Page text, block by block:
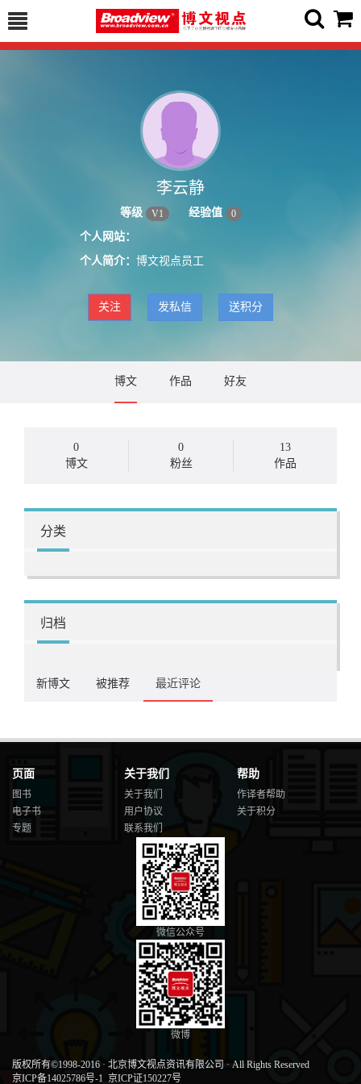
李云静
等级 V1 经验值 0
个人网站：
个人简介： 博文视点员工
关注 发私信 送积分
博文 作品 好友
0
博文
0
粉丝
13
作品
分类
归档
新博文 被推荐 最近评论
页面
图书
电子书
专题
关于我们
关于我们
用户协议
联系我们
帮助
作译者帮助
关于积分
微信公众号
微博
版权所有©1998-2016 · 北京博文视点资讯有限公司 · All Rights Reserved
京ICP备14025786号-1 京ICP证150227号